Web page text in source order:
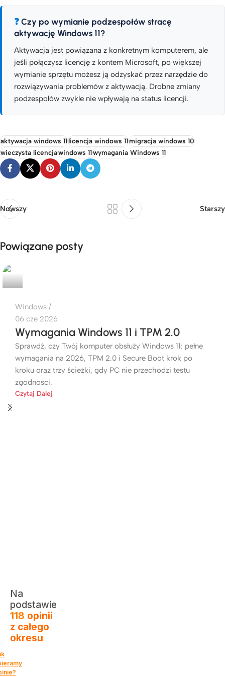
Czy po wymianie podzespołów stracę
aktywację Windows 11?
Aktywacja jest powiązana z konkretnym komputerem, ale
jeśli połączysz licencję z kontem Microsoft, po większej
wymianie sprzętu możesz ją odzyskać przez narzędzie do
rozwiązywania problemów z aktywacją. Drobne zmiany
podzespołów zwykle nie wpływają na status licencji.
aktywacja windows 11licencja windows 11migracja windows 10
wieczysta licencjawindows 11wymagania Windows 11
Nowszy Starszy
Powiązane posty
Windows
06 cze 2026
Wymagania Windows 11 i TPM 2.0
Sprawdź, czy Twój komputer obsłuży Windows 11: pełne
wymagania na 2026, TPM 2.0 i Secure Boot krok po
kroku oraz trzy ścieżki, gdy PC nie przechodzi testu
zgodności.
Czytaj Dalej
Na
podstawie
118 opinii
z całego
okresu